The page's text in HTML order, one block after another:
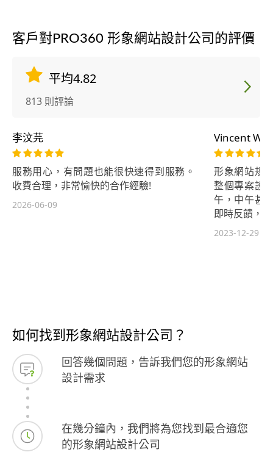
客戶對PRO360 形象網站設計公司的評價
平均4.82
813 則評論
李汶芫
服務用心，有問題也能很快速得到服務。
收費合理，非常愉快的合作經驗!
2026-06-09
Vincent Wu
形象網站規
整個專案設
午，中午甚
即時反饋，
2023-12-29
如何找到形象網站設計公司？
回答幾個問題，告訴我們您的形象網站
設計需求
在幾分鐘內，我們將為您找到最合適您
的形象網站設計公司